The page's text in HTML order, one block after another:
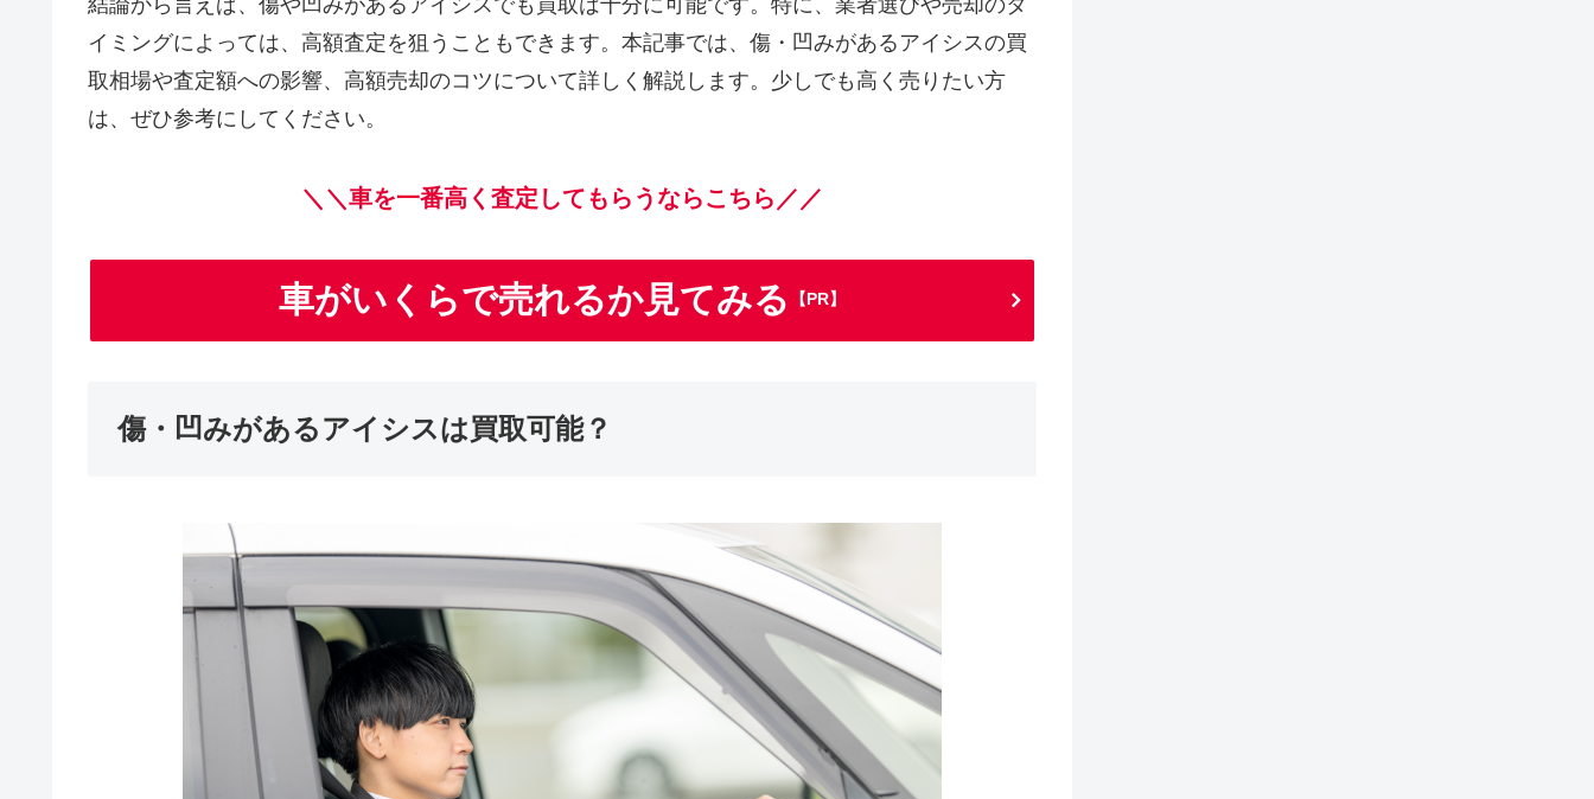
結論から言えば、傷や凹みがあるアイシスでも買取は十分に可能です。特に、業者選びや売却のタ
イミングによっては、高額査定を狙うこともできます。本記事では、傷・凹みがあるアイシスの買
取相場や査定額への影響、高額売却のコツについて詳しく解説します。少しでも高く売りたい方
は、ぜひ参考にしてください。
＼＼車を一番高く査定してもらうならこちら／／
車がいくらで売れるか見てみる 【PR】
傷・凹みがあるアイシスは買取可能？